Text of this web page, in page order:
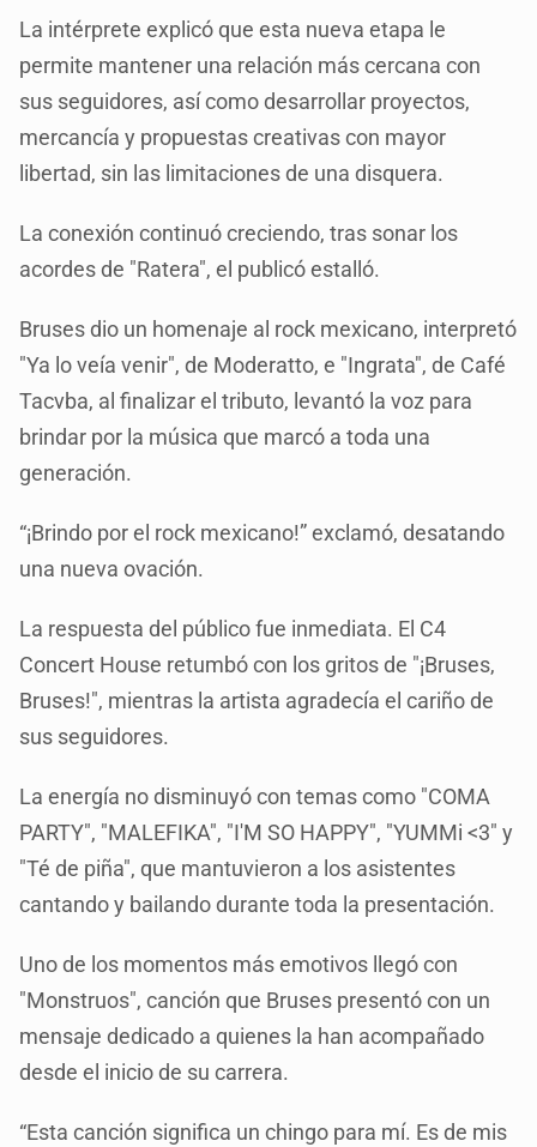
La intérprete explicó que esta nueva etapa le
permite mantener una relación más cercana con
sus seguidores, así como desarrollar proyectos,
mercancía y propuestas creativas con mayor
libertad, sin las limitaciones de una disquera.
La conexión continuó creciendo, tras sonar los
acordes de "Ratera", el publicó estalló.
Bruses dio un homenaje al rock mexicano, interpretó
"Ya lo veía venir", de Moderatto, e "Ingrata", de Café
Tacvba, al finalizar el tributo, levantó la voz para
brindar por la música que marcó a toda una
generación.
“¡Brindo por el rock mexicano!” exclamó, desatando
una nueva ovación.
La respuesta del público fue inmediata. El C4
Concert House retumbó con los gritos de "¡Bruses,
Bruses!", mientras la artista agradecía el cariño de
sus seguidores.
La energía no disminuyó con temas como "COMA
PARTY", "MALEFIKA", "I'M SO HAPPY", "YUMMi <3" y
"Té de piña", que mantuvieron a los asistentes
cantando y bailando durante toda la presentación.
Uno de los momentos más emotivos llegó con
"Monstruos", canción que Bruses presentó con un
mensaje dedicado a quienes la han acompañado
desde el inicio de su carrera.
“Esta canción significa un chingo para mí. Es de mis